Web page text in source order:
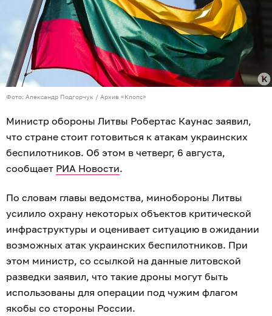
Фото: Александр Подгорчук / Архив «Клопс»
Министр обороны Литвы Робертас Каунас заявил,
что стране стоит готовиться к атакам украинских
беспилотников. Об этом в четверг, 6 августа,
сообщает РИА Новости.
По словам главы ведомства, минобороны Литвы
усилило охрану некоторых объектов критической
инфраструктуры и оценивает ситуацию в ожидании
возможных атак украинских беспилотников. При
этом министр, со ссылкой на данные литовской
разведки заявил, что такие дроны могут быть
использованы для операции под чужим флагом
якобы со стороны России.